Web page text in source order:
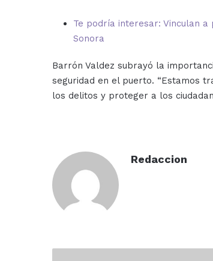
Te podría interesar: Vinculan a
Sonora
Barrón Valdez subrayó la
seguridad en el puerto. “Estamos
los delitos y proteger a los
Redaccion